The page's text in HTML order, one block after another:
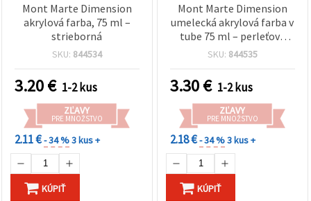
Mont Marte Dimension
akrylová farba, 75 ml –
strieborná
SKU: 844534
3.20€ 1-2 kus
ZĽAVY
PRE MNOŽSTVO
2.11 €- 34 %3 kus +
KÚPIŤ
Mont Marte Dimension
umelecká akrylová farba v
tube 75 ml – perleťová
biela (perleťový efekt, na
drevo, papier a DIY
projekty
SKU: 844535
3.30€ 1-2 kus
ZĽAVY
PRE MNOŽSTVO
2.18 €- 34 %3 kus +
KÚPIŤ